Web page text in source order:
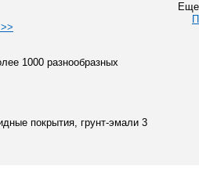
Еще
1000 разнообразных
покрытия, грунт-эмали 3